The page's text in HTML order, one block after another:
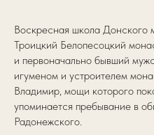
Воскресная школа Донского
Троицкий Белопесоцкий
и первоначально бывший
игуменом и устроителем
Владимир, мощи которого
упоминается пребывание в
Радонежского.